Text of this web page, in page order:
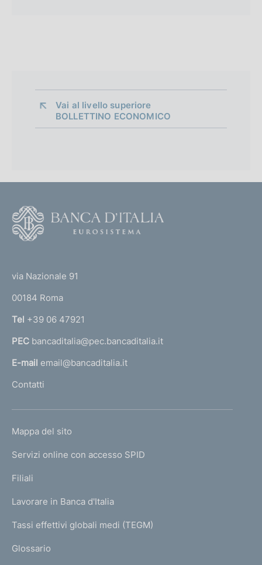
Vai al livello superiore
BOLLETTINO ECONOMICO
r
n
a
l
'
m
e
a
g
via Nazionale 91
00184 Roma
Tel +39 06 47921
PEC bancaditalia@pec.bancaditalia.it
E-mail email@bancaditalia.it
Contatti
L
N
K
T
I
I
Mappa del sito
Servizi online con accesso SPID
Filiali
Lavorare in Banca d'Italia
Tassi effettivi globali medi (TEGM)
Glossario